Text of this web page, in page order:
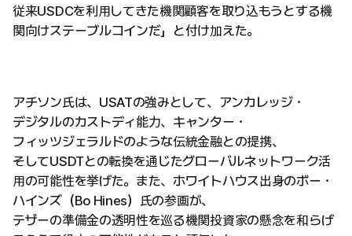
従来USDCを利用してきた機関顧客を取り込もうとする機
関向けステーブルコインだ」と付け加えた。
アチソン氏は、USATの強みとして、アンカレッジ・
デジタルのカストディ能力、キャンター・
フィッツジェラルドのような伝統金融との提携、
そしてUSDTとの転換を通じたグローバルネットワーク活
用の可能性を挙げた。また、ホワイトハウス出身のボー・
ハインズ（Bo Hines）氏の参画が、
テザーの準備金の透明性を巡る機関投資家の懸念を和らげ